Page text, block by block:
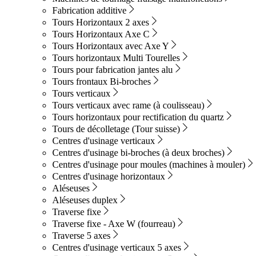
Fabrication additive
Tours Horizontaux 2 axes
Tours Horizontaux Axe C
Tours Horizontaux avec Axe Y
Tours horizontaux Multi Tourelles
Tours pour fabrication jantes alu
Tours frontaux Bi-broches
Tours verticaux
Tours verticaux avec rame (à coulisseau)
Tours horizontaux pour rectification du quartz
Tours de décolletage (Tour suisse)
Centres d'usinage verticaux
Centres d'usinage bi-broches (à deux broches)
Centres d'usinage pour moules (machines à mouler)
Centres d'usinage horizontaux
Aléseuses
Aléseuses duplex
Traverse fixe
Traverse fixe - Axe W (fourreau)
Traverse 5 axes
Centres d'usinage verticaux 5 axes